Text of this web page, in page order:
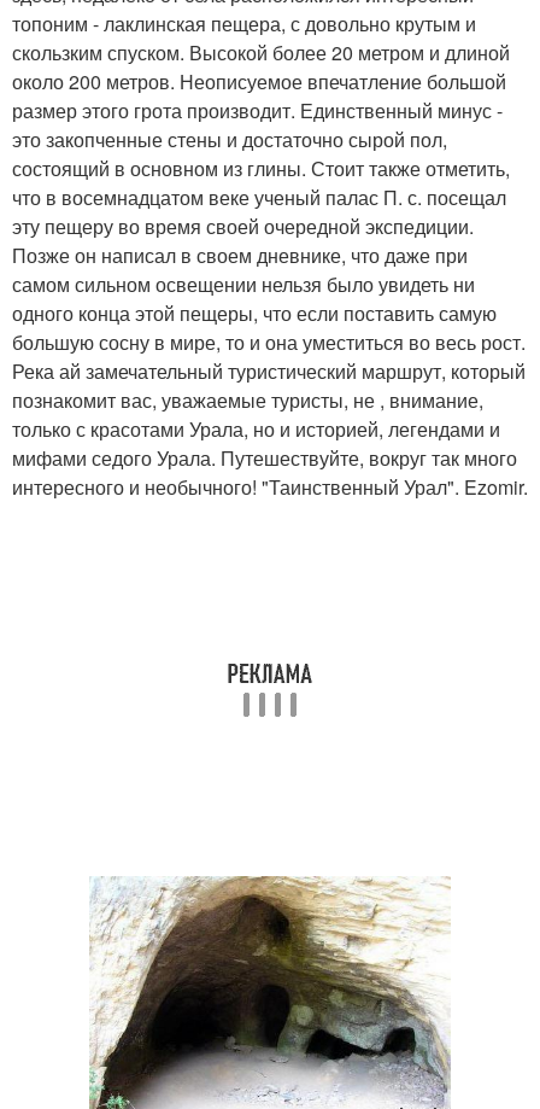
топоним - лаклинская пещера, с довольно крутым и
скользким спуском. Высокой более 20 метром и длиной
около 200 метров. Неописуемое впечатление большой
размер этого грота производит. Единственный минус -
это закопченные стены и достаточно сырой пол,
состоящий в основном из глины. Стоит также отметить,
что в восемнадцатом веке ученый палас П. с. посещал
эту пещеру во время своей очередной экспедиции.
Позже он написал в своем дневнике, что даже при
самом сильном освещении нельзя было увидеть ни
одного конца этой пещеры, что если поставить самую
большую сосну в мире, то и она уместиться во весь рост.
Река ай замечательный туристический маршрут, который
познакомит вас, уважаемые туристы, не , внимание,
только с красотами Урала, но и историей, легендами и
мифами седого Урала. Путешествуйте, вокруг так много
интересного и необычного! "Таинственный Урал". Ezomir.